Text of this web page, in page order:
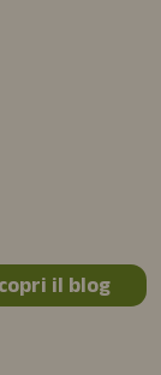
il blog